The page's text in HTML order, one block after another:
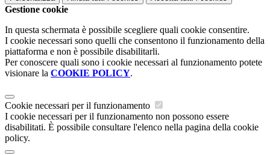
Gestione cookie
In questa schermata è possibile scegliere quali cookie consentire.
I cookie necessari sono quelli che consentono il funzionamento della
piattaforma e non è possibile disabilitarli.
Per conoscere quali sono i cookie necessari al funzionamento potete
visionare la COOKIE POLICY.
Cookie necessari per il funzionamento
I cookie necessari per il funzionamento non possono essere
disabilitati. È possibile consultare l'elenco nella pagina della cookie
policy.